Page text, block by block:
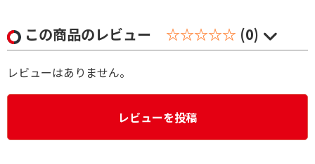
この商品のレビュー ☆☆☆☆☆ (0)
レビューはありません。
レビューを投稿